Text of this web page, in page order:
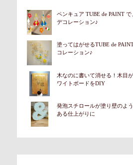
ペンキュア TUBE de PAINT で
デコレーション♪
塗ってはがせるTUBE de
コレーション♪
木なのに書いて消せる！木目
ワイトボードをDIY
発泡スチロールが塗り壁のよ
ある仕上がりに